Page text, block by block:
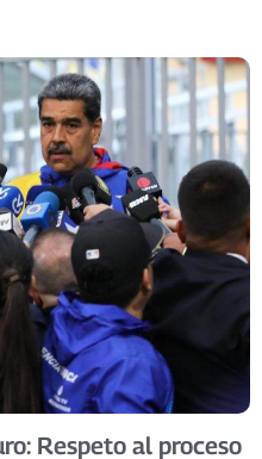
Respeto al proceso